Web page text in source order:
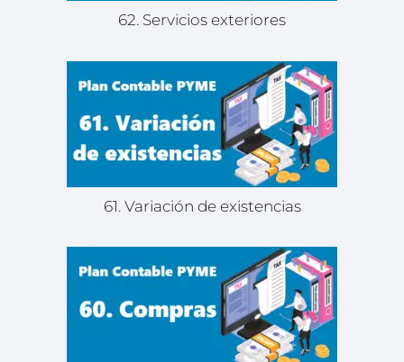
62. Servicios exteriores
61. Variación de existencias